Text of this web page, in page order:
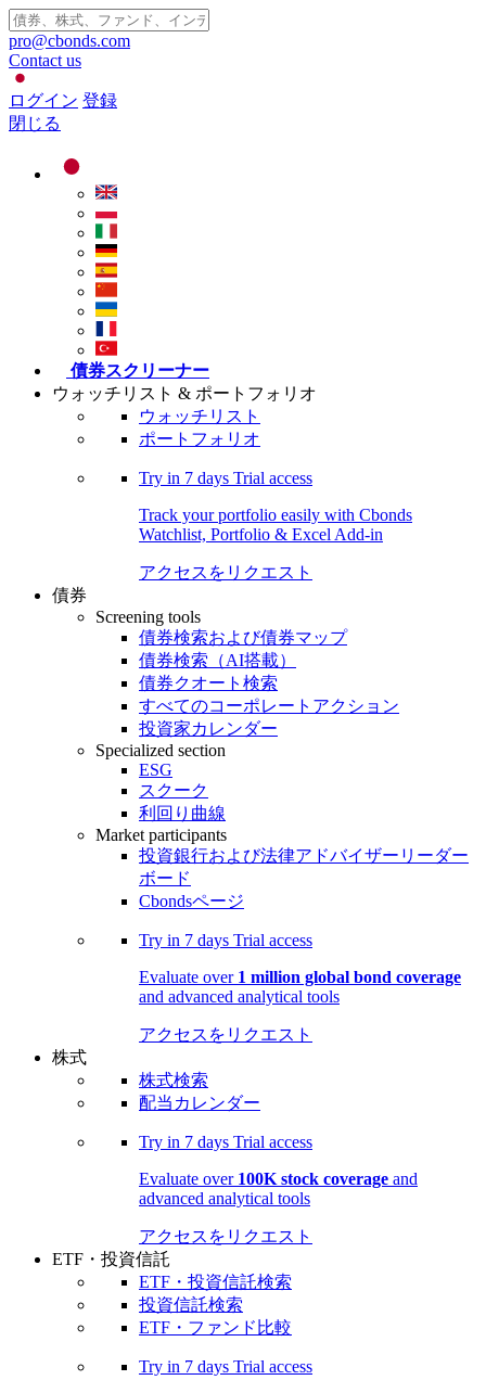
pro@cbonds.com
Contact us
ログイン 登録
閉じる
債券スクリーナー
ウォッチリスト & ポートフォリオ
ウォッチリスト
ポートフォリオ
Try in 7 days Trial access
Track your portfolio easily with Cbonds
Watchlist, Portfolio & Excel Add-in
アクセスをリクエスト
債券
Screening tools
債券検索および債券マップ
債券検索（AI搭載）
債券クオート検索
すべてのコーポレートアクション
投資家カレンダー
Specialized section
ESG
スクーク
利回り曲線
Market participants
投資銀行および法律アドバイザーリーダー
ボード
Cbondsページ
Try in 7 days Trial access
Evaluate over 1 million global bond coverage
and advanced analytical tools
アクセスをリクエスト
株式
株式検索
配当カレンダー
Try in 7 days Trial access
Evaluate over 100K stock coverage and
advanced analytical tools
アクセスをリクエスト
ETF・投資信託
ETF・投資信託検索
投資信託検索
ETF・ファンド比較
Try in 7 days Trial access